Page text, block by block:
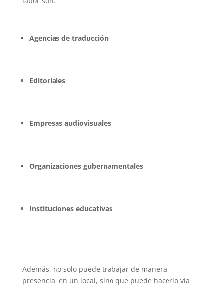
Agencias de traducción
Editoriales
Empresas audiovisuales
Organizaciones gubernamentales
Instituciones educativas
Además, no solo puede trabajar de manera
presencial en un local, sino que puede hacerlo vía